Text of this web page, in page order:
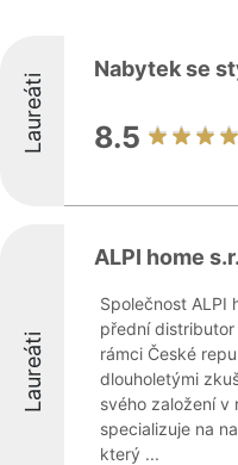
Laureáti
Nabytek se
8.5
Laureáti
ALPI home
Společnost ALPI
přední
rámci České
dlouholetými
svého založení v
specializuje na
který ...